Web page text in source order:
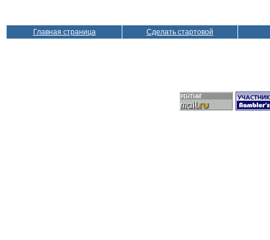
Главная страница Сделать стартовой